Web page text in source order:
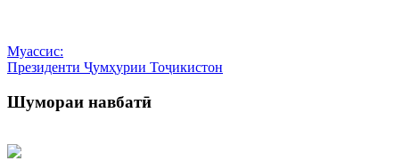
Муассис:
Президенти Ҷумҳурии Тоҷикистон
Шумораи навбатӣ